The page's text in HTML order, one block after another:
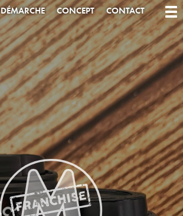
DÉMARCHE CONCEPT CONTACT